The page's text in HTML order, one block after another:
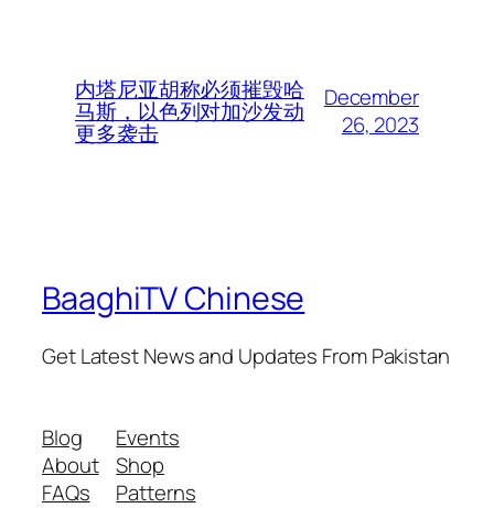
内塔尼亚胡称必须摧毁哈
马斯，以色列对加沙发动
更多袭击
December
26, 2023
BaaghiTV Chinese
Get Latest News and Updates From Pakistan
Blog
About
FAQs
Events
Shop
Patterns